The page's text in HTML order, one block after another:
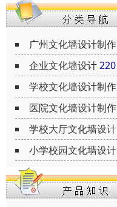
广州文化墙设计制作
企业文化墙设计220
学校文化墙设计制作
医院文化墙设计制作
学校大厅文化墙设计
小学校园文化墙设计